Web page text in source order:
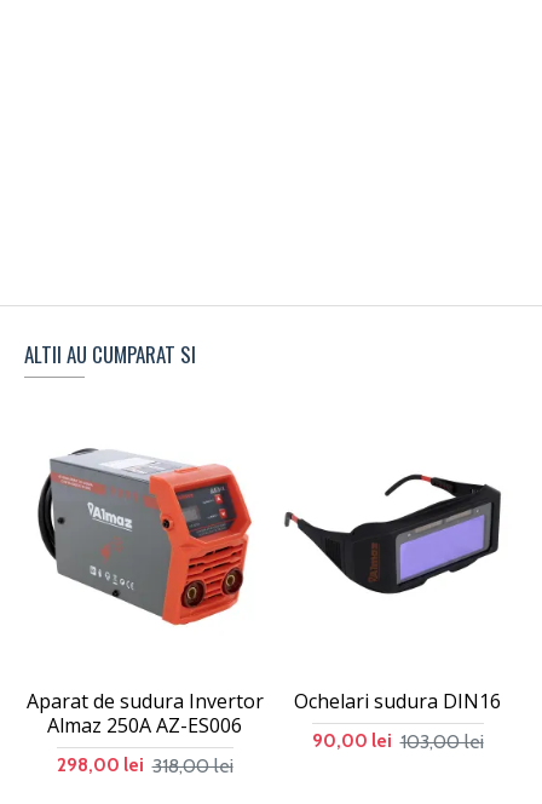
ALTII AU CUMPARAT SI
Aparat de sudura Invertor
Almaz 250A AZ-ES006
298,00 lei 318,00 lei
Ochelari sudura DIN16
90,00 lei 103,00 lei